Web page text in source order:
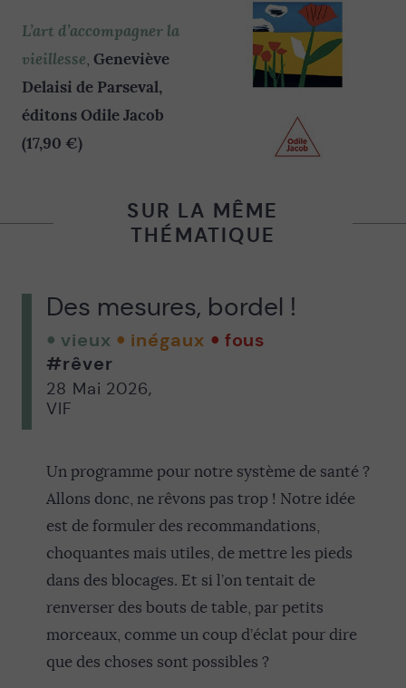
L’art d’accompagner la
vieillesse, Geneviève
Delaisi de Parseval,
éditons Odile Jacob
(17,90 €)
SUR LA MÊME
THÉMATIQUE
Des mesures, bordel !
vieux inégaux
fous
#rêver
28 Mai 2026,
VIF
Un programme pour notre système de santé ?
Allons donc, ne rêvons pas trop ! Notre idée
est de formuler des recommandations,
choquantes mais utiles, de mettre les pieds
dans des blocages. Et si l’on tentait de
renverser des bouts de table, par petits
morceaux, comme un coup d’éclat pour dire
que des choses sont possibles ?